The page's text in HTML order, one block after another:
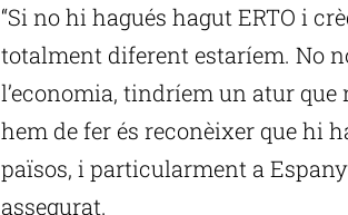
“Si no hi hagués hagut ERTO i
totalment diferent estaríem. No
l’economia, tindríem un atur
hem de fer és reconèixer que hi
països, i particularment a
assegurat.